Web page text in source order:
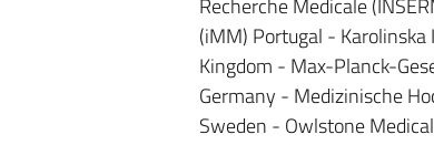
Recherche Medicale
(iMM) Portugal - Karolinska
Kingdom - Max-Planck-
Germany - Medizinische
Sweden - Owlstone